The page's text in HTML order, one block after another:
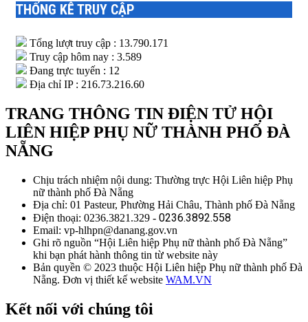
THỐNG KÊ TRUY CẬP
Tổng lượt truy cập : 13.790.171
Truy cập hôm nay : 3.589
Đang trực tuyến : 12
Địa chỉ IP : 216.73.216.60
TRANG THÔNG TIN ĐIỆN TỬ HỘI
LIÊN HIỆP PHỤ NỮ THÀNH PHỐ ĐÀ
NẴNG
Chịu trách nhiệm nội dung: Thường trực Hội Liên hiệp Phụ
nữ thành phố Đà Nẵng
Địa chỉ: 01 Pasteur, Phường Hải Châu, Thành phố Đà Nẵng
Điện thoại: 0236.3821.329 - 0236.3892.558
Email: vp-hlhpn@danang.gov.vn
Ghi rõ nguồn “Hội Liên hiệp Phụ nữ thành phố Đà Nẵng”
khi bạn phát hành thông tin từ website này
Bản quyền © 2023 thuộc Hội Liên hiệp Phụ nữ thành phố Đà
Nẵng. Đơn vị thiết kế website WAM.VN
Kết nối với chúng tôi